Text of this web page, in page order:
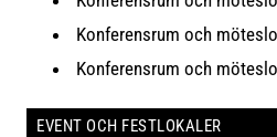
Konferensrum och
Konferensrum och
EVENT OCH FESTLOKALER